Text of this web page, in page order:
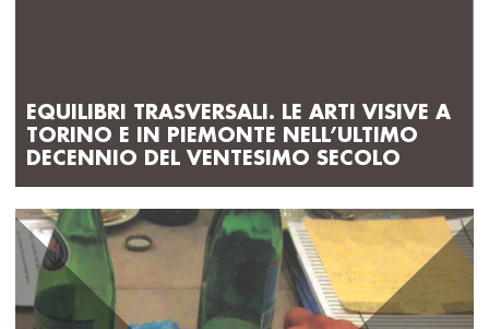
EQUILIBRI TRASVERSALI. LE ARTI VISIVE A
TORINO E IN PIEMONTE NELL’ULTIMO
DECENNIO DEL VENTESIMO SECOLO